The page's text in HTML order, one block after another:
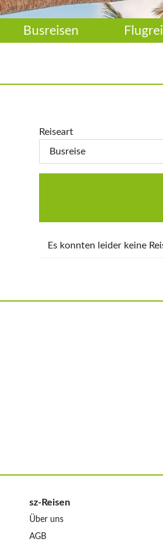
Busreisen
Reiseart
Es konnten leider keine
sz-Reisen
Über uns
AGB